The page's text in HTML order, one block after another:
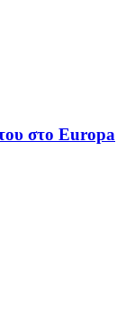
στο Europa